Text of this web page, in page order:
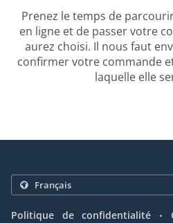
Prenez le temps de
en ligne et de passer votre
aurez choisi. Il nous faut
confirmer votre commande
laquelle elle
Politique de confidentialité .